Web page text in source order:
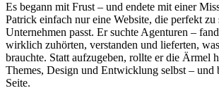
Es begann mit Frust – und endete mit einer
Patrick einfach nur eine Website, die perfekt zu
Unternehmen passt. Er suchte Agenturen –
wirklich zuhörten, verstanden und lieferten,
brauchte. Statt aufzugeben, rollte er die Ärmel
Themes, Design und Entwicklung selbst – und
Seite.